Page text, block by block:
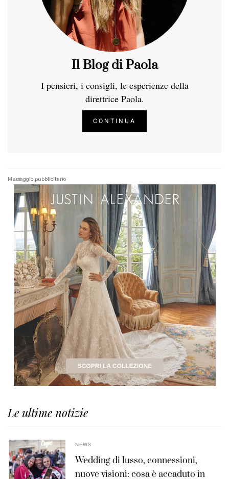
Il Blog di Paola
I pensieri, i consigli, le esperienze della
direttrice Paola.
CONTINUA
Messaggio pubblicitario
Le ultime notizie
NEWS
Wedding di lusso, connessioni,
nuove visioni: cosa è accaduto in